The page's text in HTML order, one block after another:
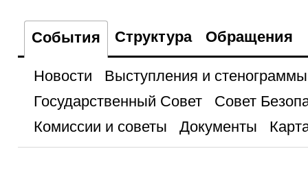
События Структура Обращения
Новости
Выступления и стенограммы
Государственный Совет
Совет
Комиссии и советы
Документы